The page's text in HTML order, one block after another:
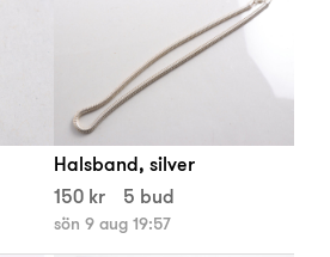
Halsband, silver
150 kr
5 bud
sön 9 aug 19:57